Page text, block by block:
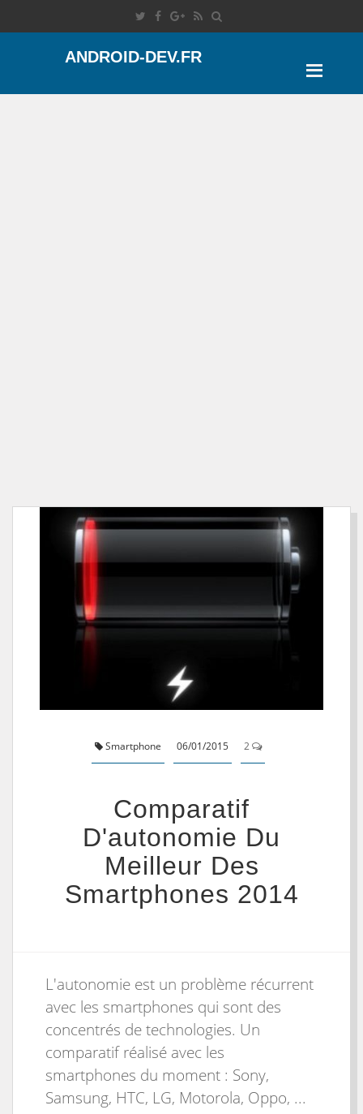
ANDROID-DEV.FR
Smartphone 06/01/2015 2
Comparatif
D'autonomie Du
Meilleur Des
Smartphones 2014
L'autonomie est un problème récurrent
avec les smartphones qui sont des
concentrés de technologies. Un
comparatif réalisé avec les
smartphones du moment : Sony,
Samsung, HTC, LG, Motorola, Oppo, ...